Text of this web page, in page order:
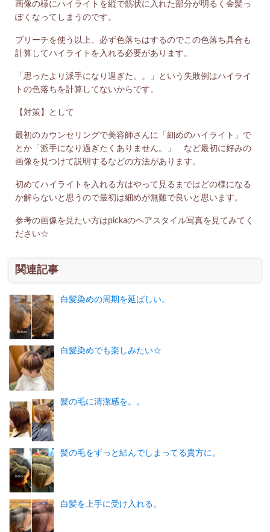
画像の様にハイライトを縦で筋状に入れた部分が明るく金髪っ
ぽくなってしまうのです。
ブリーチを使う以上、必ず色落ちはするのでこの色落ち具合も
計算してハイライトを入れる必要があります。
「思ったより派手になり過ぎた。。」という失敗例はハイライ
トの色落ちを計算してないからです。
【対策】として
最初のカウンセリングで美容師さんに「細めのハイライト」で
とか「派手になり過ぎたくありません。」 など最初に好みの
画像を見つけて説明するなどの方法があります。
初めてハイライトを入れる方はやって見るまではどの様になる
か解らないと思うので最初は細めが無難で良いと思います。
参考の画像を見たい方はpickaのヘアスタイル写真を見てみてく
ださい☆
関連記事
白髪染めの周期を延ばしい。
白髪染めでも楽しみたい☆
髪の毛に清潔感を。。
髪の毛をずっと結んでしまってる貴方に。
白髪を上手に受け入れる。